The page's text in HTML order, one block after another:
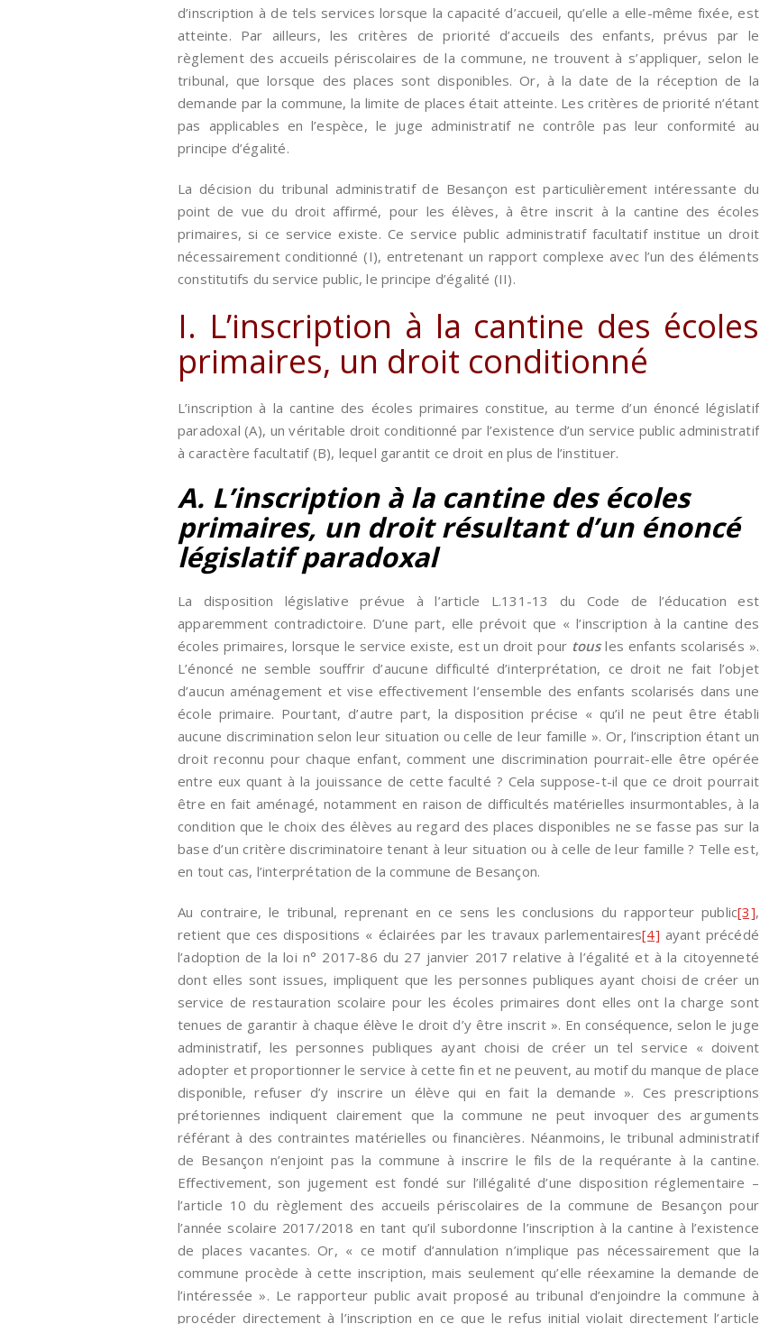
d’inscription à de tels services lorsque la capacité d’accueil, qu’elle a elle-même fixée, est
atteinte. Par ailleurs, les critères de priorité d’accueils des enfants, prévus par le
règlement des accueils périscolaires de la commune, ne trouvent à s’appliquer, selon le
tribunal, que lorsque des places sont disponibles. Or, à la date de la réception de la
demande par la commune, la limite de places était atteinte. Les critères de priorité n’étant
pas applicables en l’espèce, le juge administratif ne contrôle pas leur conformité au
principe d’égalité.
La décision du tribunal administratif de Besançon est particulièrement intéressante du
point de vue du droit affirmé, pour les élèves, à être inscrit à la cantine des écoles
primaires, si ce service existe. Ce service public administratif facultatif institue un droit
nécessairement conditionné (I), entretenant un rapport complexe avec l’un des éléments
constitutifs du service public, le principe d’égalité (II).
I. L’inscription à la cantine des écoles
primaires, un droit conditionné
L’inscription à la cantine des écoles primaires constitue, au terme d’un énoncé législatif
paradoxal (A), un véritable droit conditionné par l’existence d’un service public administratif
à caractère facultatif (B), lequel garantit ce droit en plus de l’instituer.
A. L’inscription à la cantine des écoles
primaires, un droit résultant d’un énoncé
législatif paradoxal
La disposition législative prévue à l’article L.131-13 du Code de l’éducation est
apparemment contradictoire. D’une part, elle prévoit que « l’inscription à la cantine des
écoles primaires, lorsque le service existe, est un droit pour tousles enfants scolarisés ».
L’énoncé ne semble souffrir d’aucune difficulté d’interprétation, ce droit ne fait l’objet
d’aucun aménagement et vise effectivement l’ensemble des enfants scolarisés dans une
école primaire. Pourtant, d’autre part, la disposition précise « qu’il ne peut être établi
aucune discrimination selon leur situation ou celle de leur famille ». Or, l’inscription étant un
droit reconnu pour chaque enfant, comment une discrimination pourrait-elle être opérée
entre eux quant à la jouissance de cette faculté ? Cela suppose-t-il que ce droit pourrait
être en fait aménagé, notamment en raison de difficultés matérielles insurmontables, à la
condition que le choix des élèves au regard des places disponibles ne se fasse pas sur la
base d’un critère discriminatoire tenant à leur situation ou à celle de leur famille ? Telle est,
en tout cas, l’interprétation de la commune de Besançon.
Au contraire, le tribunal, reprenant en ce sens les conclusions du rapporteur public[3],
retient que ces dispositions « éclairées par les travaux parlementaires[4] ayant précédé
l’adoption de la loi n° 2017-86 du 27 janvier 2017 relative à l’égalité et à la citoyenneté
dont elles sont issues, impliquent que les personnes publiques ayant choisi de créer un
service de restauration scolaire pour les écoles primaires dont elles ont la charge sont
tenues de garantir à chaque élève le droit d’y être inscrit ». En conséquence, selon le juge
administratif, les personnes publiques ayant choisi de créer un tel service « doivent
adopter et proportionner le service à cette fin et ne peuvent, au motif du manque de place
disponible, refuser d’y inscrire un élève qui en fait la demande ». Ces prescriptions
prétoriennes indiquent clairement que la commune ne peut invoquer des arguments
référant à des contraintes matérielles ou financières. Néanmoins, le tribunal administratif
de Besançon n’enjoint pas la commune à inscrire le fils de la requérante à la cantine.
Effectivement, son jugement est fondé sur l’illégalité d’une disposition réglementaire –
l’article 10 du règlement des accueils périscolaires de la commune de Besançon pour
l’année scolaire 2017/2018 en tant qu’il subordonne l’inscription à la cantine à l’existence
de places vacantes. Or, « ce motif d’annulation n’implique pas nécessairement que la
commune procède à cette inscription, mais seulement qu’elle réexamine la demande de
l’intéressée ». Le rapporteur public avait proposé au tribunal d’enjoindre la commune à
procéder directement à l’inscription en ce que le refus initial violait directement l’article